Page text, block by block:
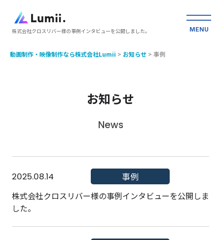
株式会社クロスリバー様の事例インタビューを公開しました。 MENU
動画制作・映像制作なら株式会社Lumii > お知らせ > 事例
お知らせ
News
2025.08.14
事例
株式会社クロスリバー様の事例インタビューを公開しま
した。